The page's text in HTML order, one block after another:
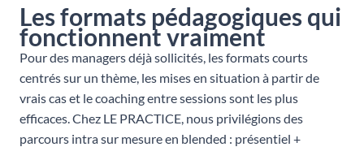
Les formats pédagogiques qui
fonctionnent vraiment
Pour des managers déjà sollicités, les formats courts
centrés sur un thème, les mises en situation à partir de
vrais cas et le coaching entre sessions sont les plus
efficaces. Chez LE PRACTICE, nous privilégions des
parcours intra sur mesure en blended : présentiel +